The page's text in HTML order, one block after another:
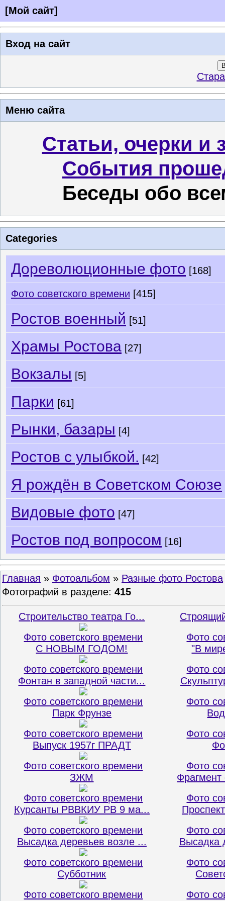
[Мой сайт]
Вход на сайт
Меню сайта
Статьи, очерки и
События
Беседы обо
Categories
Дореволюционные фото [168]
Фото советского времени [415]
Ростов военный [51]
Храмы Ростова [27]
Вокзалы [5]
Парки [61]
Рынки, базары [4]
Ростов с улыбкой. [42]
Я рождён в Советском Союзе
Видовые фото [47]
Ростов под вопросом [16]
Главная » Фотоальбом » Разные фото Ростова
Фотографий в разделе: 415
Строительство театра Го...
Фото советского времени
Фото
С НОВЫМ ГОДОМ!
Фото советского времени
"В
Фото
Фонтан в западной части...
Фото советского времени
Фото
Парк Фрунзе
Фото советского времени
Фото
Выпуск 1957г ПРАДТ
Фото советского времени
Фото
ЗЖМ
Фото советского времени
Фото
Курсанты РВВКИУ РВ 9 ма...
Фото советского времени
Фото
Высадка деревьев возле ...
Фото советского времени
Высадка
Фото
Субботник
Фото советского времени
Фото